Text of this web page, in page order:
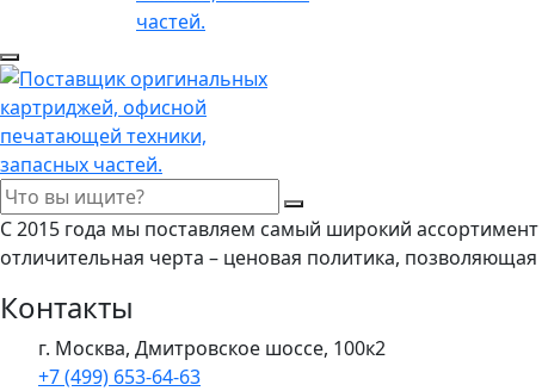
С 2015 года мы поставляем самый широкий
отличительная черта – ценовая политика,
Контакты
г. Москва, Дмитровское шоссе, 100к2
+7 (499) 653-64-63